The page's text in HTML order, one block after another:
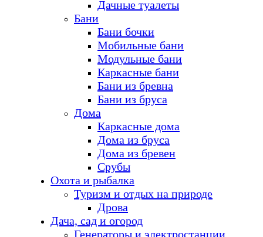
Дачные туалеты
Бани
Бани бочки
Мобильные бани
Модульные бани
Каркасные бани
Бани из бревна
Бани из бруса
Дома
Каркасные дома
Дома из бруса
Дома из бревен
Срубы
Охота и рыбалка
Туризм и отдых на природе
Дрова
Дача, сад и огород
Генераторы и электростанции